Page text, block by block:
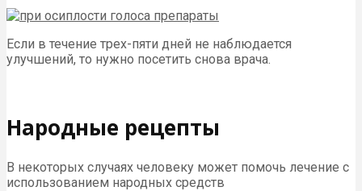
Если в течение трех-пяти дней не наблюдается
улучшений, то нужно посетить снова врача.
Народные рецепты
В некоторых случаях человеку может помочь лечение с
использованием народных средств